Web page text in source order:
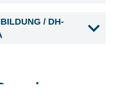
/ DH-